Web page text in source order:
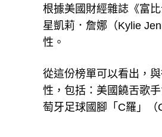
根據美國財經雜誌《富
星凱莉．詹娜（Kylie
性。
從這份榜單可以看出，
性，包括：美國饒舌歌
萄牙足球國腳「C羅」（